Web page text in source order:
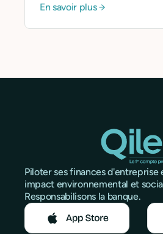
En savoir plus
Piloter ses finances d'entreprise
impact environnemental et
Responsabilisons la banque.